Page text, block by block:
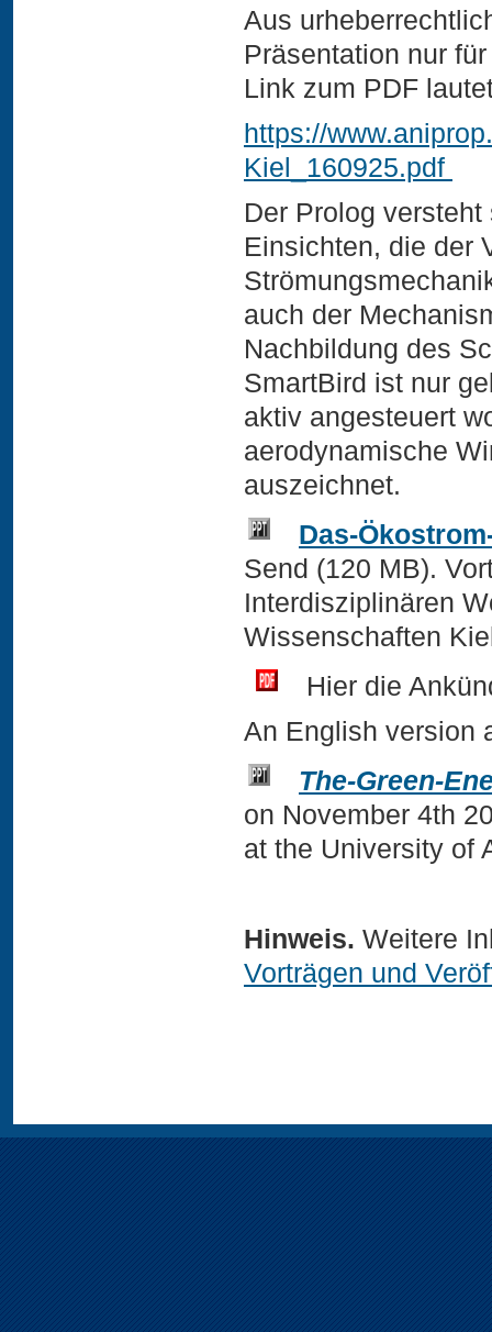
Aus
Präsentation nur
Link zum PDF
https://
Kiel_160925.pdf
Der Prolog
Einsichten, die der
auch der
Nachbildung des
SmartBird ist nur
aktiv angesteuert
aerodynamische
auszeichnet.
Das-
Send (120 MB).
Interdisziplinären
Wissenschaften
Hier die
An English version
The-Green-
on November 4th
at the University of
Hinweis. Weitere
Vorträgen und